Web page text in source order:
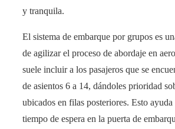
y tranquila.
El sistema de embarque por grupos es
de agilizar el proceso de abordaje en
suele incluir a los pasajeros que se
de asientos 6 a 14, dándoles prioridad
ubicados en filas posteriores. Esto
tiempo de espera en la puerta de